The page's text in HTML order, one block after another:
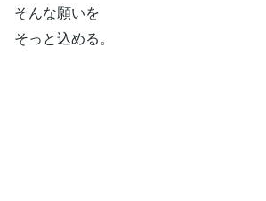
そんな願いを
そっと込める。